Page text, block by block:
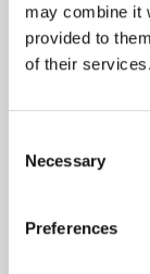
may combine it
provided to
of their services.
Selection
Necessary
Preferences
Bei
können die